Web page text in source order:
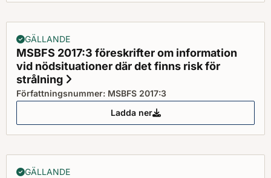
GÄLLANDE
MSBFS 2017:3 föreskrifter om information
vid nödsituationer där det finns risk för
strålning
Författningsnummer: MSBFS 2017:3
Ladda ner
MSBFS 2017:3 föreskrifter om
GÄLLANDE